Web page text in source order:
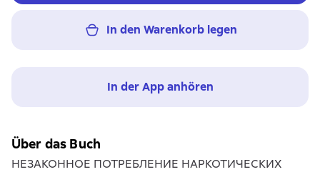
In den Warenkorb legen
In der App anhören
Über das Buch
НЕЗАКОННОЕ ПОТРЕБЛЕНИЕ НАРКОТИЧЕСКИХ